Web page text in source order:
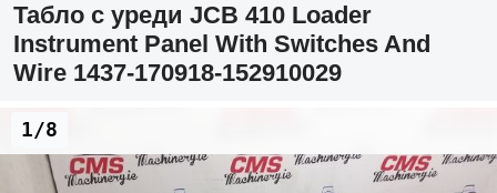
Табло с уреди JCB 410 Loader
Instrument Panel With Switches And
Wire 1437-170918-152910029
1/8